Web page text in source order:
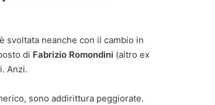
svoltata neanche con il cambio in
di Fabrizio Romondini (altro ex
Anzi.
sono addirittura peggiorate.